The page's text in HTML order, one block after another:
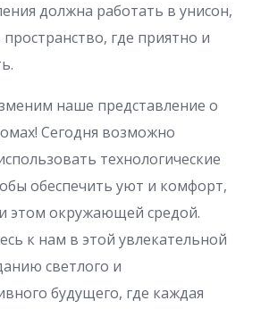
должна работать в унисон,
где приятно и
наше представление о
Сегодня возможно
технологические
обеспечить уют и комфорт,
этом окружающей средой.
к нам в этой увлекательной
светлого и
будущего, где каждая